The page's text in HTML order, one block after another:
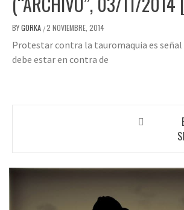
BYGORKA /2 NOVIEMBRE, 2014
Protestar contra la tauromaquia es señal
debe estar en contra de
entradas